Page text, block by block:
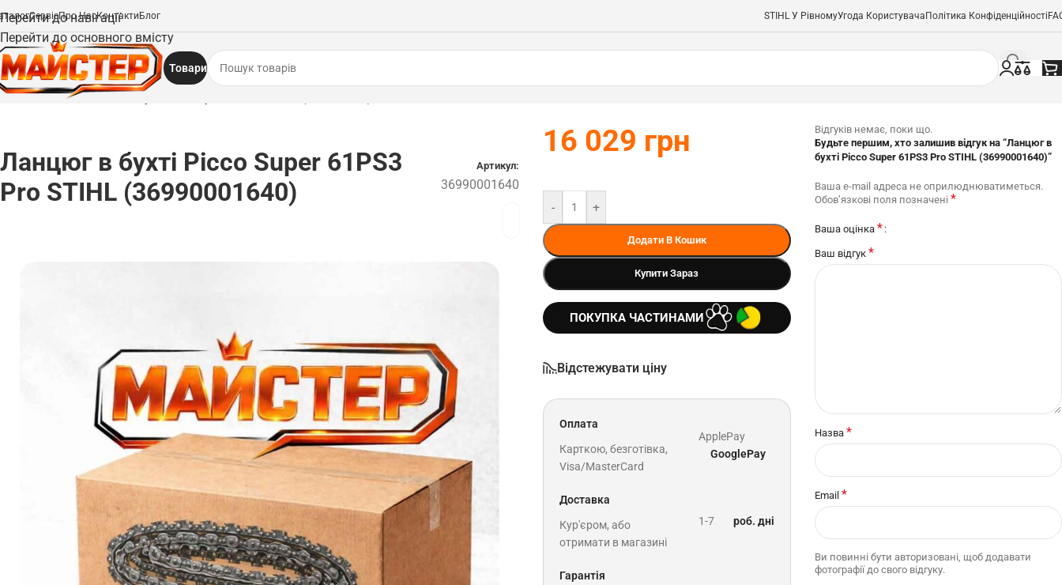
Перейти до навігації
Перейти до основного вмісту
СервісПро НасКонтакти Блог STIHL У РівномуУгода Користувача Політика Конфіденційності
Товари
Ланцюги
Ланцюг в бухті Picco Super 61PS3
Pro STIHL (36990001640)
Артикул:
36990001640
16 029 грн
- +
Додати В Кошик
Купити Зараз
ПОКУПКА ЧАСТИНАМИ
Відстежувати ціну
Оплата
Карткою, безготівка,
Visa/MasterCard
ApplePay
GooglePay
Доставка
Кур'єром, або
отримати в магазині
1-7 роб. дні
Гарантія
Відгуків немає, поки що.
Будьте першим, хто залишив відгук на “Ланцюг в
бухті Picco Super 61PS3 Pro STIHL (36990001640)”
Ваша e-mail адреса не оприлюднюватиметься.
Обов’язкові поля позначені *
Ваша оцінка *
Ваш відгук *
Назва *
Email *
Ви повинні бути авторизовані, щоб додавати
фотографії до свого відгуку.